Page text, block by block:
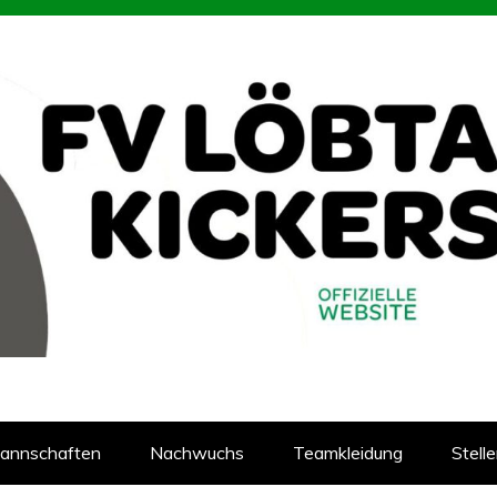
Nachwuchs Teamkleidung